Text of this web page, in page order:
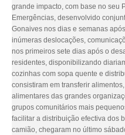
grande impacto, com base no seu
Emergências, desenvolvido
Gonaives nos dias e semanas
inúmeras deslocações,
nos primeiros sete dias após o
residentes, disponibilizando
cozinhas com sopa quente e
consistiram em transferir
alimentares das grandes
grupos comunitários mais
facilitar a distribuição efectiva dos
camião, chegaram no último